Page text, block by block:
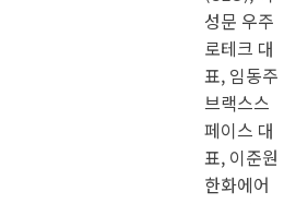
지를 열고 있다”며 “국제우주정거
수 있도록 적극 지원할 것”이라고 말
우주 쓰레기 처리 기술을 개발하는
“미국 연방거래위원회(FTC)가 우
안을 통과시켜 우주 쓰레기를 제거
야 한다”며 “위성을 폐기할 수 있는
금이나 보험 가입보다 저렴한 해결